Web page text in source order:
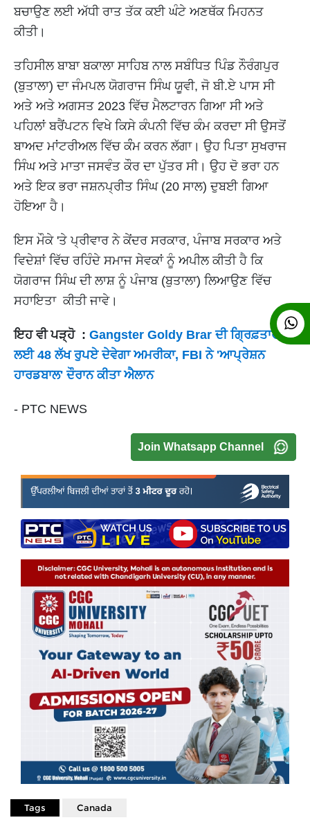
ਬਚਾਉਣ ਲਈ ਅੱਧੀ ਰਾਤ ਤੱਕ ਕਈ ਘੰਟੇ ਅਣਥੱਕ ਮਿਹਨਤ
ਕੀਤੀ।
ਤਹਿਸੀਲ ਬਾਬਾ ਬਕਾਲਾ ਸਾਹਿਬ ਨਾਲ ਸਬੰਧਿਤ ਪਿੰਡ ਨੌਰੰਗਪੁਰ
(ਬੁਤਾਲਾ) ਦਾ ਜੰਮਪਲ ਯੋਗਰਾਜ ਸਿੰਘ ਯੂਵੀ, ਜੋ ਬੀ.ਏ ਪਾਸ ਸੀ
ਅਤੇ ਅਤੇ ਅਗਸਤ 2023 ਵਿੱਚ ਮੈਲਟਾਰਨ ਗਿਆ ਸੀ ਅਤੇ
ਪਹਿਲਾਂ ਬਰੈਂਪਟਨ ਵਿਖੇ ਕਿਸੇ ਕੰਪਨੀ ਵਿੱਚ ਕੰਮ ਕਰਦਾ ਸੀ ਉਸਤੋਂ
ਬਾਅਦ ਮਾਂਟਰੀਅਲ ਵਿੱਚ ਕੰੰਮ ਕਰਨ ਲੱਗਾ। ਉਹ ਪਿਤਾ ਸੁਖਰਾਜ
ਸਿੰਘ ਅਤੇ ਮਾਤਾ ਜਸਵੰਤ ਕੌਰ ਦਾ ਪੁੱਤਰ ਸੀ। ਉਹ ਦੋ ਭਰਾ ਹਨ
ਅਤੇ ਇਕ ਭਰਾ ਜਸ਼ਨਪ੍ਰੀਤ ਸਿੰਘ (20 ਸਾਲ) ਦੁਬਈ ਗਿਆ
ਹੋਇਆ ਹੈ।
ਇਸ ਮੌਕੇ 'ਤੇ ਪ੍ਰੀਵਾਰ ਨੇ ਕੇਂਦਰ ਸਰਕਾਰ, ਪੰਜਾਬ ਸਰਕਾਰ ਅਤੇ
ਵਿਦੇਸ਼ਾਂ ਵਿੱਚ ਰਹਿੰਦੇ ਸਮਾਜ ਸੇਵਕਾਂ ਨੂੰ ਅਪੀਲ ਕੀਤੀ ਹੈ ਕਿ
ਯੋਗਰਾਜ ਸਿੰਘ ਦੀ ਲਾਸ਼ ਨੂੰ ਪੰਜਾਬ (ਬੁਤਾਲਾ) ਲਿਆਉਣ ਵਿੱਚ
ਸਹਾਇਤਾ ਕੀਤੀ ਜਾਵੇ।
ਇਹ ਵੀ ਪੜ੍ਹੋ : Gangster Goldy Brar ਦੀ ਗ੍ਰਿਫ਼ਤਾਰੀ
ਲਈ 48 ਲੱਖ ਰੁਪਏ ਦੇਵੇਗਾ ਅਮਰੀਕਾ, FBI ਨੇ 'ਆਪ੍ਰੇਸ਼ਨ
ਹਾਰਡਬਾਲ' ਦੌਰਾਨ ਕੀਤਾ ਐਲਾਨ
- PTC NEWS
Join Whatsapp Channel
Tags Canada